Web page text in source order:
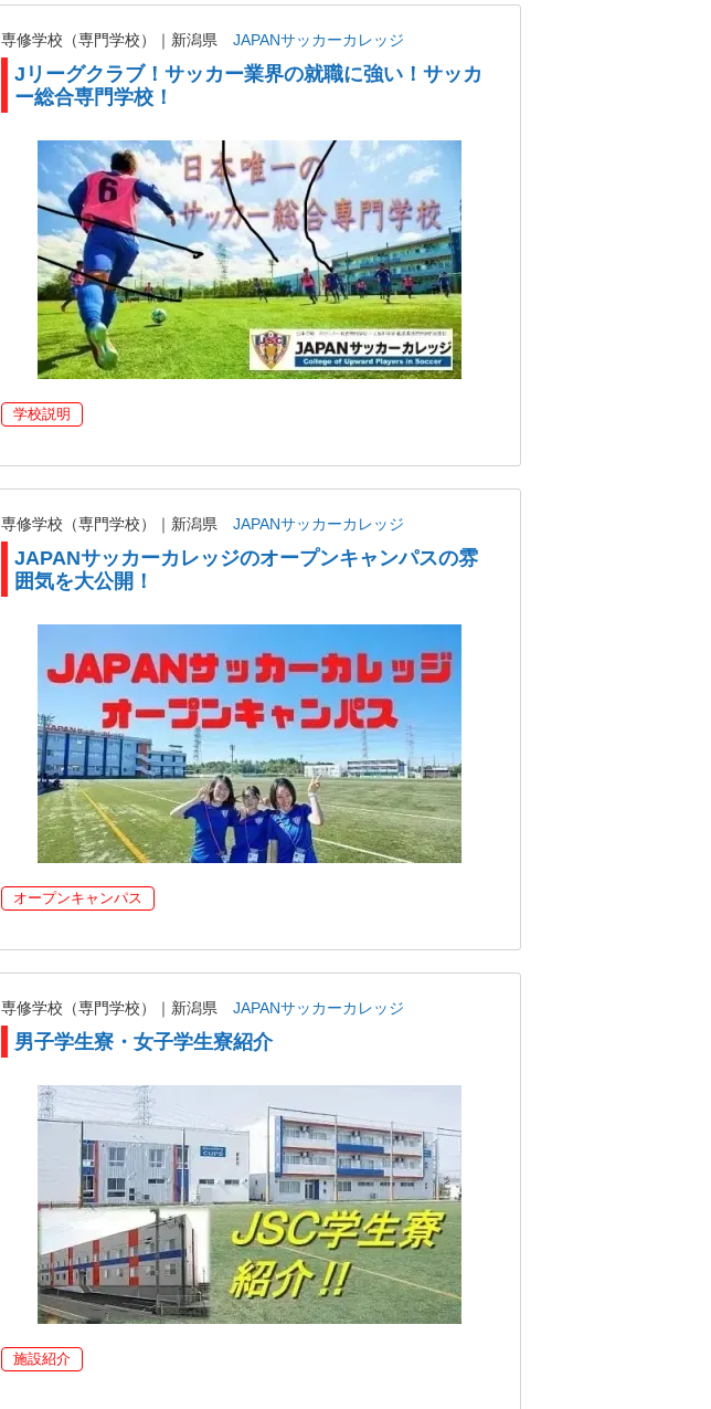
専修学校（専門学校）｜新潟県 JAPANサッカーカレッジ
Jリーグクラブ！サッカー業界の就職に強い！サッカ
ー総合専門学校！
学校説明
専修学校（専門学校）｜新潟県 JAPANサッカーカレッジ
JAPANサッカーカレッジのオープンキャンパスの雰
囲気を大公開！
オープンキャンパス
専修学校（専門学校）｜新潟県 JAPANサッカーカレッジ
男子学生寮・女子学生寮紹介
施設紹介